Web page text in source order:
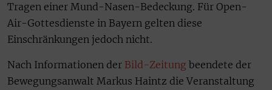
Tragen einer Mund-Nasen-Bedeckung. Für Open-
Air-Gottesdienste in Bayern gelten diese
Einschränkungen jedoch nicht.
Nach Informationen der Bild-Zeitung beendete der
Bewegungsanwalt Markus Haintz die Veranstaltung